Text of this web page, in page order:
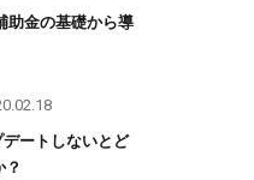
助金の基礎から導
ートしないとど